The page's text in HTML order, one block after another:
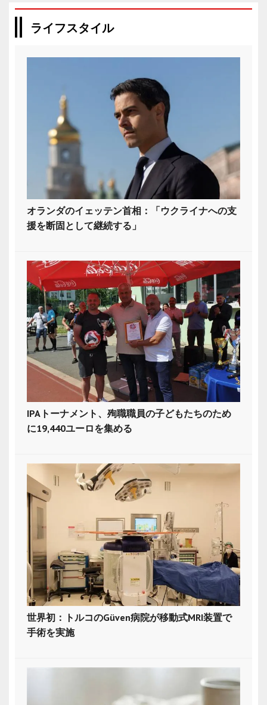
ライフスタイル
オランダのイェッテン首相：「ウクライナへの支
援を断固として継続する」
IPAトーナメント、殉職職員の子どもたちのため
に19,440ユーロを集める
世界初：トルコのGüven病院が移動式MRI装置で
手術を実施